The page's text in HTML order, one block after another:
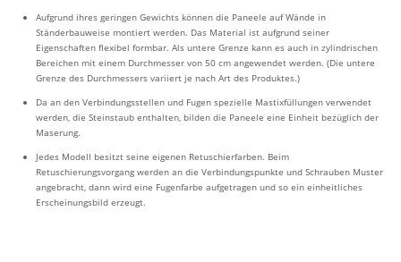
Aufgrund ihres geringen Gewichts können die Paneele auf Wände in
Ständerbauweise montiert werden. Das Material ist aufgrund seiner
Eigenschaften flexibel formbar. Als untere Grenze kann es auch in zylindrischen
Bereichen mit einem Durchmesser von 50 cm angewendet werden. (Die untere
Grenze des Durchmessers variiert je nach Art des Produktes.)
Da an den Verbindungsstellen und Fugen spezielle Mastixfüllungen verwendet
werden, die Steinstaub enthalten, bilden die Paneele eine Einheit bezüglich der
Maserung.
Jedes Modell besitzt seine eigenen Retuschierfarben. Beim
Retuschierungsvorgang werden an die Verbindungspunkte und Schrauben Muster
angebracht, dann wird eine Fugenfarbe aufgetragen und so ein einheitliches
Erscheinungsbild erzeugt.